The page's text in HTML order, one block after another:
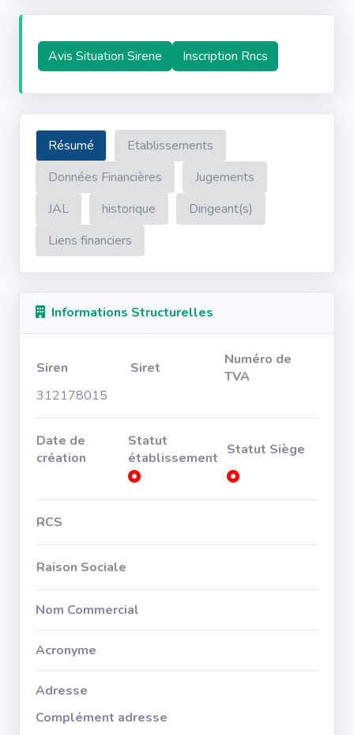
Avis Situation Sirene Inscription Rncs
Résumé
Etablissements
Données Financières
Jugements
JAL
historique
Dirigeant(s)
Liens financiers
Informations Structurelles
Siren Siret
Numéro de
TVA
312178015
Date de
création
Statut
établissement Statut Siège
RCS
Raison Sociale
Nom Commercial
Acronyme
Adresse
Complément adresse